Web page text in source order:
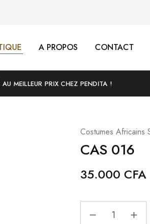
A PROPOS CONTACT
MEILLEUR PRIX CHEZ PENDITA !
Costumes Africains
CAS 016
35.000 CFA